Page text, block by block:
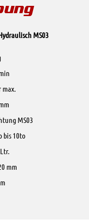
MS03
max.
MS03
bis 10to
mm